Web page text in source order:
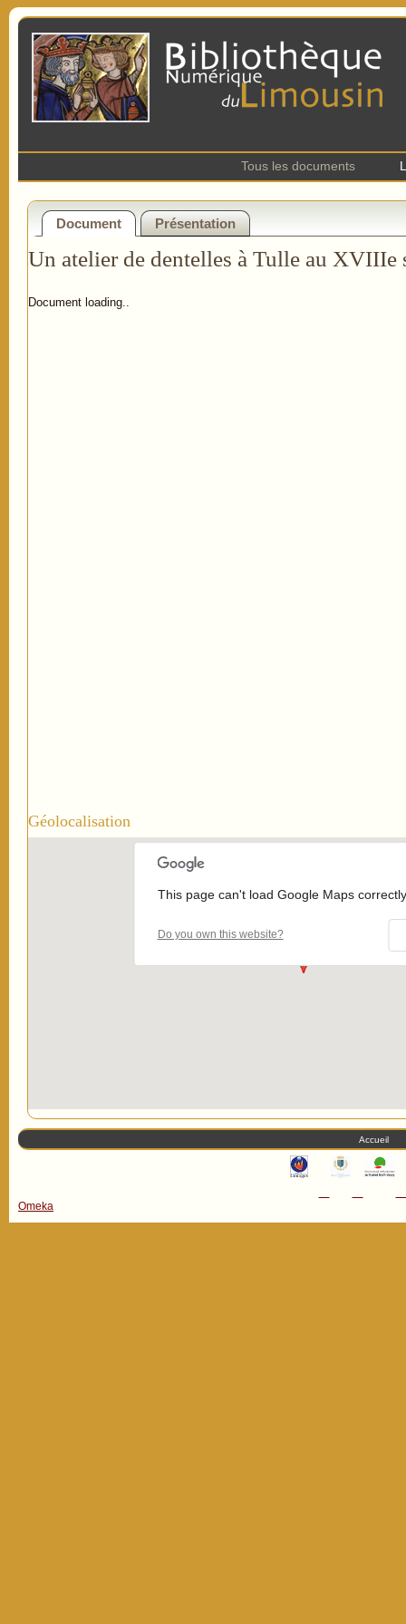
Tous les documents
Document Présentation
Un atelier de dentelles à Tulle au XVIIIe
Document loading..
Géolocalisation
This page can't load Google Maps
Do you own this website?
Accueil
Omeka